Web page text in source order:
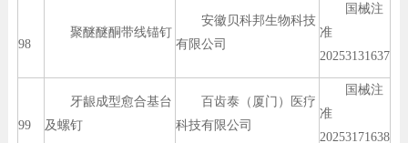
98
聚醚醚酮带线锚钉
安徽贝科邦生物科技
有限公司
国械注
准
20253131637
99
牙龈成型愈合基台
及螺钉
百齿泰（厦门）医疗
科技有限公司
国械注
准
20253171638